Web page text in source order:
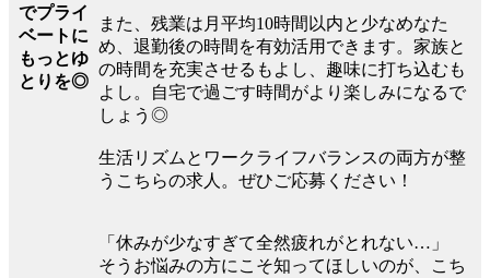
でプライ
ベートに
もっとゆ
とりを◎
また、残業は月平均10時間以内と少なめなた
め、退勤後の時間を有効活用できます。家族と
の時間を充実させるもよし、趣味に打ち込むも
よし。自宅で過ごす時間がより楽しみになるで
しょう◎
生活リズムとワークライフバランスの両方が整
うこちらの求人。ぜひご応募ください！
「休みが少なすぎて全然疲れがとれない…」
そうお悩みの方にこそ知ってほしいのが、こち